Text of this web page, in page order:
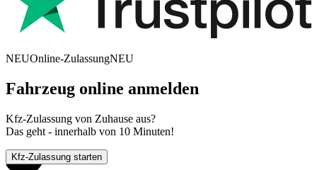
NEUOnline-ZulassungNEU
Fahrzeug online anmelden
Kfz-Zulassung von Zuhause aus?
Das geht - innerhalb von 10 Minuten!
Kfz-Zulassung starten